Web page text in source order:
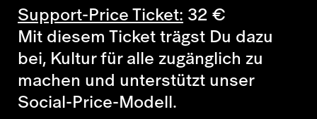
Support-Price Ticket: 32 €
Mit diesem Ticket trägst Du dazu
bei, Kultur für alle zugänglich zu
machen und unterstützt unser
Social-Price-Modell.